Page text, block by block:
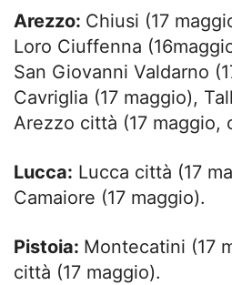
Arezzo: Chiusi (17
Loro Ciuffenna
San Giovanni Valdarno
Cavriglia (17 maggio),
Arezzo città (17 maggio,
Lucca: Lucca città (17
Camaiore (17 maggio).
Pistoia: Montecatini (17
città (17 maggio).